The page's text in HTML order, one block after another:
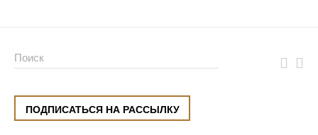
ПОДПИСАТЬСЯ НА РАССЫЛКУ